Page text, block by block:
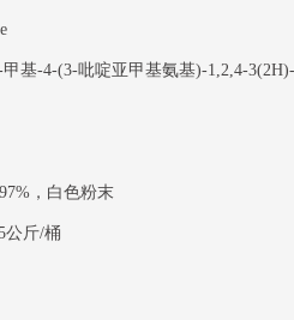
甲基-4-(3-吡啶亚甲基氨基)-1,2,4-
，白色粉末
公斤/桶